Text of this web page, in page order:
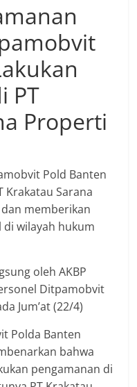
PT
Properti
Pold Banten
Krakatau Sarana
memberikan
wilayah hukum
oleh AKBP
Ditpamobvit
Jum’at (22/4)
Polda Banten
bahwa
pengamanan di